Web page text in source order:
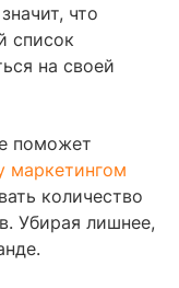
что
список
на своей
поможет
маркетингом
количество
Убирая лишнее,